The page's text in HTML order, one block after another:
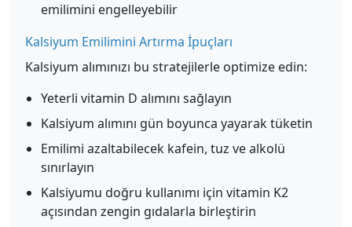
emilimini engelleyebilir
Kalsiyum Emilimini Artırma İpuçları
Kalsiyum alımınızı bu stratejilerle optimize edin:
Yeterli vitamin D alımını sağlayın
Kalsiyum alımını gün boyunca yayarak tüketin
Emilimi azaltabilecek kafein, tuz ve alkolü
sınırlayın
Kalsiyumu doğru kullanımı için vitamin K2
açısından zengin gıdalarla birleştirin